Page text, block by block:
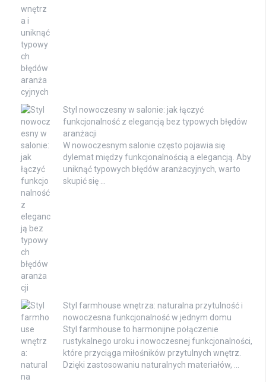
Styl nowoczesny w salonie: jak łączyć
funkcjonalność z elegancją bez typowych błędów
aranżacji
W nowoczesnym salonie często pojawia się
dylemat między funkcjonalnością a elegancją. Aby
uniknąć typowych błędów aranżacyjnych, warto
skupić się …
Styl farmhouse wnętrza: naturalna przytulność i
nowoczesna funkcjonalność w jednym domu
Styl farmhouse to harmonijne połączenie
rustykalnego uroku i nowoczesnej funkcjonalności,
które przyciąga miłośników przytulnych wnętrz.
Dzięki zastosowaniu naturalnych materiałów, …